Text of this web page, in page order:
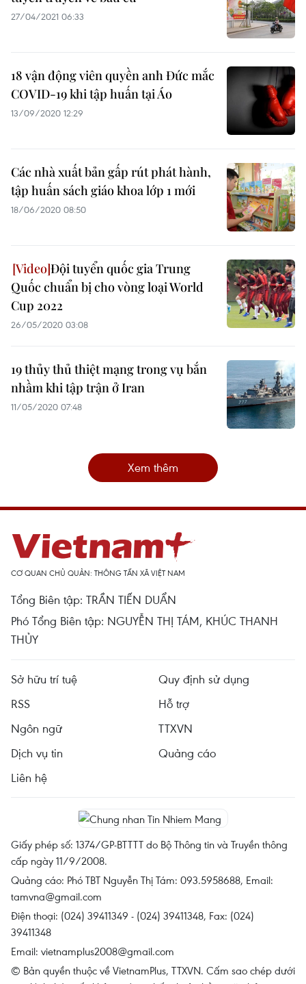
27/04/2021 06:33
18 vận động viên quyền anh Đức mắc
COVID-19 khi tập huấn tại Áo
13/09/2020 12:29
Các nhà xuất bản gấp rút phát hành,
tập huấn sách giáo khoa lớp 1 mới
18/06/2020 08:50
Đội tuyển quốc gia Trung
Quốc chuẩn bị cho vòng loại World
Cup 2022
26/05/2020 03:08
19 thủy thủ thiệt mạng trong vụ bắn
nhầm khi tập trận ở Iran
11/05/2020 07:48
Xem thêm
CƠ QUAN CHỦ QUẢN: THÔNG TẤN XÃ VIỆT NAM
Tổng Biên tập: TRẦN TIẾN DUẨN
Phó Tổng Biên tập: NGUYỄN THỊ TÁM, KHÚC THANH
THỦY
Sở hữu trí tuệ
Quy định sử dụng
RSS
Hỗ trợ
Ngôn ngữ
TTXVN
Dịch vụ tin
Quảng cáo
Liên hệ
Giấy phép số: 1374/GP-BTTTT do Bộ Thông tin và Truyền thông
cấp ngày 11/9/2008.
Quảng cáo: Phó TBT Nguyễn Thị Tám: 093.5958688, Email:
tamvna@gmail.com
Điện thoại: (024) 39411349 - (024) 39411348, Fax: (024)
39411348
Email: vietnamplus2008@gmail.com
© Bản quyền thuộc về VietnamPlus, TTXVN. Cấm sao chép dưới